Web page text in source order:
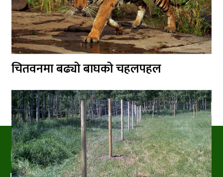
चितवनमा बढ्यो बाघको चहलपहल
PRAKRITIPRESS